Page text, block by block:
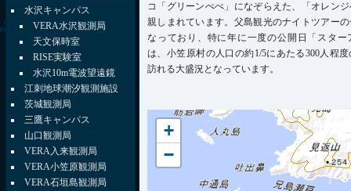
水沢キャンパス
VERA水沢観測局
天文保時室
RISE実験室
水沢10m電波望遠鏡
江刺地球潮汐観測施設
茨城観測局
三鷹キャンパス
山口観測局
VERA入来観測局
VERA小笠原観測局
VERA石垣島観測局
コ「グリーンぺぺ」になぞらえた、「オレン
親しまれています。父島観光のナイトツアー
なっており、特に年に一度の公開日「スター
は、小笠原村の人口の約1/5にあたる300人程
訪れる大盛況となっています。
+
−